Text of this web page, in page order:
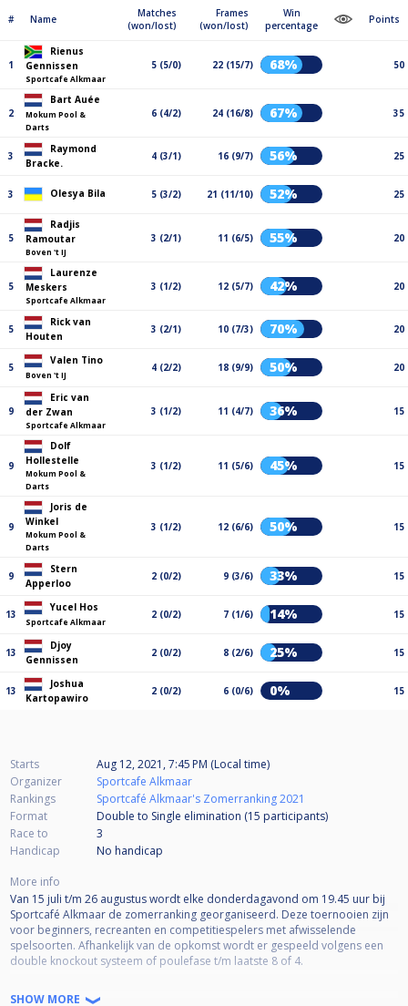
# Name
Matches
(won/lost)
Frames
(won/lost)
Win
percentage
Points
1
Rienus
Gennissen
Sportcafe Alkmaar
5 (5/0) 22 (15/7) 68% 50
2
Bart Auée
Mokum Pool &
Darts
6 (4/2) 24 (16/8) 67% 35
3
Raymond
Bracke.
4 (3/1) 16 (9/7) 56% 25
3 Olesya Bila 5 (3/2) 21 (11/10) 52% 25
5
Radjis
Ramoutar
Boven 't IJ
3 (2/1) 11 (6/5) 55% 20
5
Laurenze
Meskers
Sportcafe Alkmaar
3 (1/2) 12 (5/7) 42% 20
5
Rick van
Houten
3 (2/1) 10 (7/3) 70% 20
5
Valen Tino
Boven 't IJ
4 (2/2) 18 (9/9) 50% 20
9
Eric van
der Zwan
Sportcafe Alkmaar
3 (1/2) 11 (4/7) 36% 15
9
Dolf
Hollestelle
Mokum Pool &
Darts
3 (1/2) 11 (5/6) 45% 15
9
Joris de
Winkel
Mokum Pool &
Darts
3 (1/2) 12 (6/6) 50% 15
9
Stern
Apperloo
2 (0/2) 9 (3/6) 33% 15
13
Yucel Hos
Sportcafe Alkmaar
2 (0/2) 7 (1/6) 14% 15
13
Djoy
Gennissen
2 (0/2) 8 (2/6) 25% 15
13
Joshua
Kartopawiro
2 (0/2) 6 (0/6) 0% 15
Starts
Aug 12, 2021, 7:45 PM (Local time)
Organizer
Sportcafe Alkmaar
Rankings
Sportcafé Alkmaar's Zomerranking 2021
Format
Double to Single elimination (15 participants)
Race to
3
Handicap
No handicap
More info
Van 15 juli t/m 26 augustus wordt elke donderdagavond om 19.45 uur bij
Sportcafé Alkmaar de zomerranking georganiseerd. Deze toernooien zijn
voor beginners, recreanten en competitiespelers met afwisselende
spelsoorten. Afhankelijk van de opkomst wordt er gespeeld volgens een
double knockout systeem of poulefase t/m laatste 8 of 4.
SPELDATA
SHOW MORE